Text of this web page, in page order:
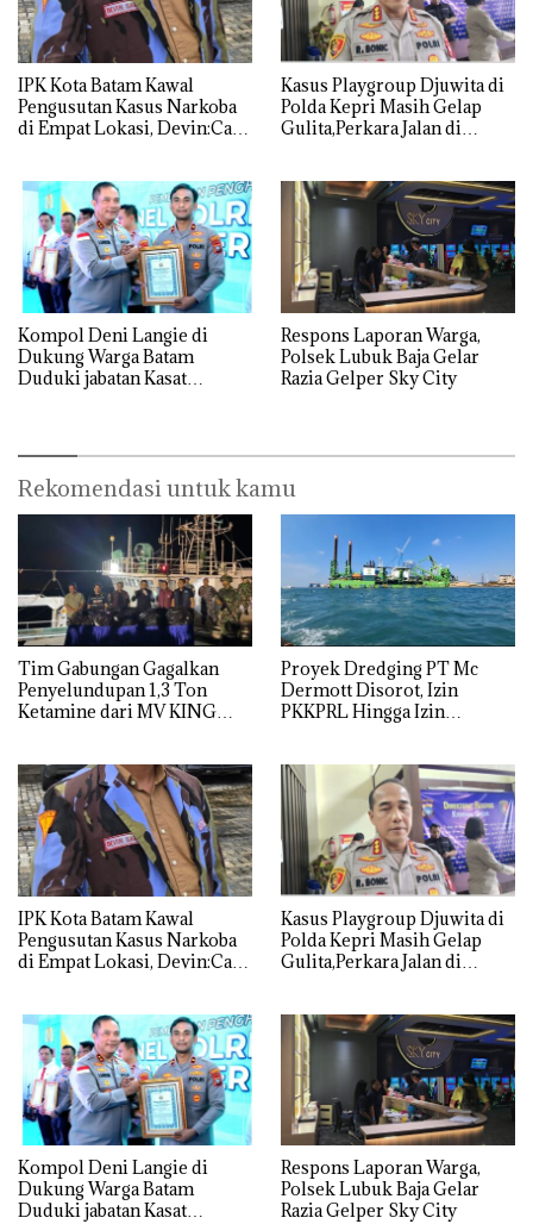
IPK Kota Batam Kawal
Pengusutan Kasus Narkoba
di Empat Lokasi, Devin:Cari
Kasus Playgroup Djuwita di
Polda Kepri Masih Gelap
Gulita,Perkara Jalan di
Kompol Deni Langie di
Dukung Warga Batam
Duduki jabatan Kasat
Respons Laporan Warga,
Polsek Lubuk Baja Gelar
Razia Gelper Sky City
Rekomendasi untuk kamu
Tim Gabungan Gagalkan
Penyelundupan 1,3 Ton
Ketamine dari MV KING
Proyek Dredging PT Mc
Dermott Disorot, Izin
PKKPRL Hingga Izin
IPK Kota Batam Kawal
Pengusutan Kasus Narkoba
di Empat Lokasi, Devin:Cari
Kasus Playgroup Djuwita di
Polda Kepri Masih Gelap
Gulita,Perkara Jalan di
Kompol Deni Langie di
Dukung Warga Batam
Duduki jabatan Kasat
Respons Laporan Warga,
Polsek Lubuk Baja Gelar
Razia Gelper Sky City